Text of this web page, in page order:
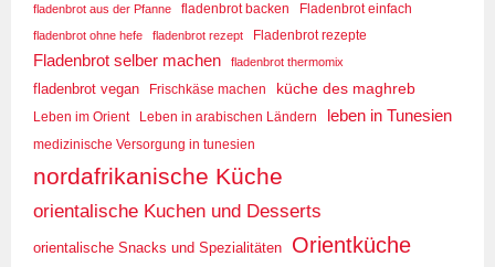
fladenbrot aus der Pfanne fladenbrot backen
Fladenbrot einfach
fladenbrot ohne hefe
fladenbrot rezept Fladenbrot rezepte
Fladenbrot selber machen fladenbrot thermomix
fladenbrot vegan Frischkäse machen küche des maghreb
Leben im Orient Leben in arabischen Ländern leben in Tunesien
medizinische Versorgung in tunesien
nordafrikanische Küche
orientalische Kuchen und Desserts
orientalische Snacks und Spezialitäten Orientküche